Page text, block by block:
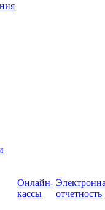
Онлайн-
кассы
отчетность